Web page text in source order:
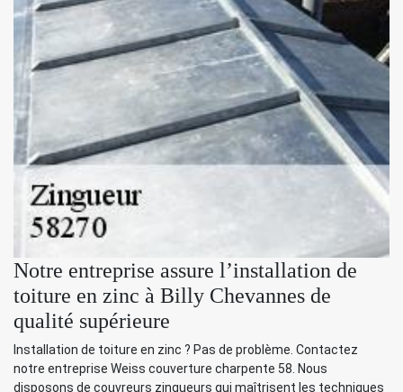
Notre entreprise assure l’installation de
toiture en zinc à Billy Chevannes de
qualité supérieure
Installation de toiture en zinc ? Pas de problème. Contactez
notre entreprise Weiss couverture charpente 58. Nous
disposons de couvreurs zingueurs qui maîtrisent les techniques